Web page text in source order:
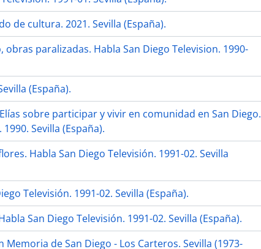
de cultura. 2021. Sevilla (España).
obras paralizadas. Habla San Diego Television. 1990-
(España).
sobre participar y vivir en comunidad en San Diego.
Sevilla (España).
Habla San Diego Televisión. 1991-02. Sevilla
Televisión. 1991-02. Sevilla (España).
San Diego Televisión. 1991-02. Sevilla (España).
Memoria de San Diego - Los Carteros. Sevilla (1973-